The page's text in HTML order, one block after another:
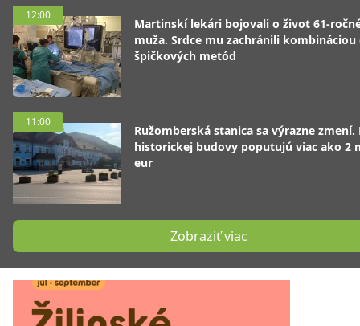
12:00
Martinskí lekári bojovali o život 61-
muža. Srdce mu zachránili kombináciou
špičkových metód
11:00
Ružomberská stanica sa výrazne zmení.
historickej budovy poputujú viac ako 2
eur
Zobraziť viac